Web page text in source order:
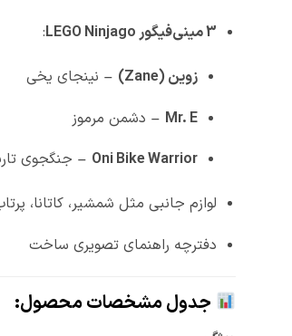
3 مینی‌فیگور LEGO Ninjago :
زوین (Zane)
– نینجای یخی
Mr. E – دشمن مرموز
Oni Bike Warrior – جنگجوی
لوازم جانبی مثل شمشیر، کاتانا،
دفترچه راهنمای تصویری ساخت
جدول مشخصات محصول: